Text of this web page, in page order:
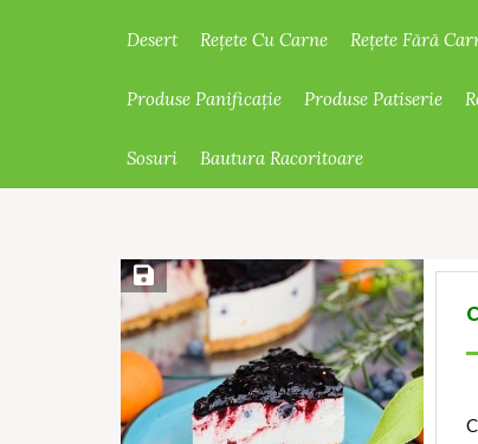
Desert Rețete Cu Carne Rețete Fără
Produse Panificație Produse Patiserie
Sosuri Bautura Racoritoare
Save Recipe